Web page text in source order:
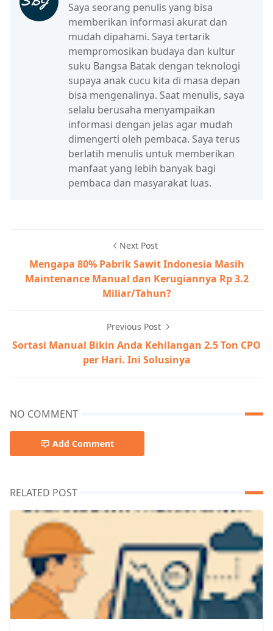
Saya seorang penulis yang bisa
memberikan informasi akurat dan
mudah dipahami. Saya tertarik
mempromosikan budaya dan kultur
suku Bangsa Batak dengan teknologi
supaya anak cucu kita di masa depan
bisa mengenalinya. Saat menulis, saya
selalu berusaha menyampaikan
informasi dengan jelas agar mudah
dimengerti oleh pembaca. Saya terus
berlatih menulis untuk memberikan
manfaat yang lebih banyak bagi
pembaca dan masyarakat luas.
Next Post
Mengapa 80% Pabrik Sawit Indonesia Masih
Maintenance Manual dan Kerugiannya Rp 3.2
Miliar/Tahun?
Previous Post
Sortasi Manual Bikin Anda Kehilangan 2.5 Ton CPO
per Hari. Ini Solusinya
NO COMMENT
Add Comment
RELATED POST